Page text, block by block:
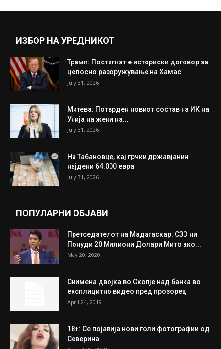
ИЗБОР НА УРЕДНИКОТ
Трамп: Постигнат е историски договор за
целосно разоружување на Хамас
July 31, 2026
Митева: Потврден новиот состав на ИК на
Унија на жени на...
July 31, 2026
На Табановце, кај грчки државјанин
најдени 64.000 евра
July 31, 2026
ПОПУЛАРНИ ОБЈАВИ
Претседателот на Мадагаскар: СЗО ни
Понуди 20 Милиони Долари Мито ако...
May 20, 2020
Снимена двојка во Скопје над банка во
експлицитно видео пред прозорец
April 24, 2019
18+: Се појавија нови голи фотографии од
Северина